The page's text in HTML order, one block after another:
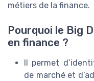
métiers de la finance.
Pourquoi le Big
en finance ?
Il permet
de marché et